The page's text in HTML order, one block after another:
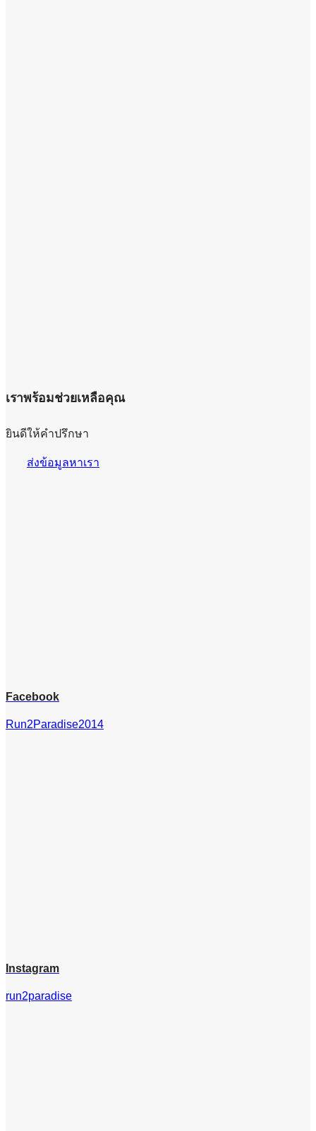
เราพร้อมช่วยเหลือคุณ
ยินดีให้คำปรึกษา
ส่งข้อมูลหาเรา
Facebook
Run2Paradise2014
Instagram
run2paradise